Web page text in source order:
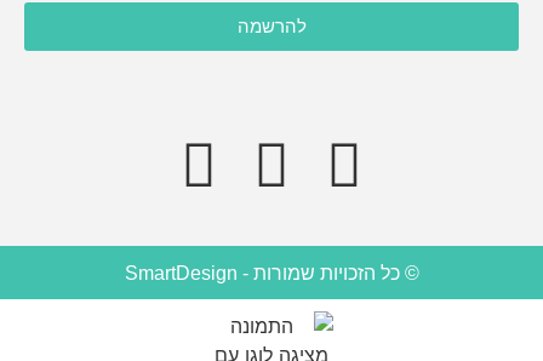
אני מסכימ/ה לקבל תוכן, דברי פרסומות או עדכונים מהחברה או
מצדדים שלישיים לדוא"ל, מסרונים או טלפון.
להרשמה
© כל הזכויות שמורות - SmartDesign